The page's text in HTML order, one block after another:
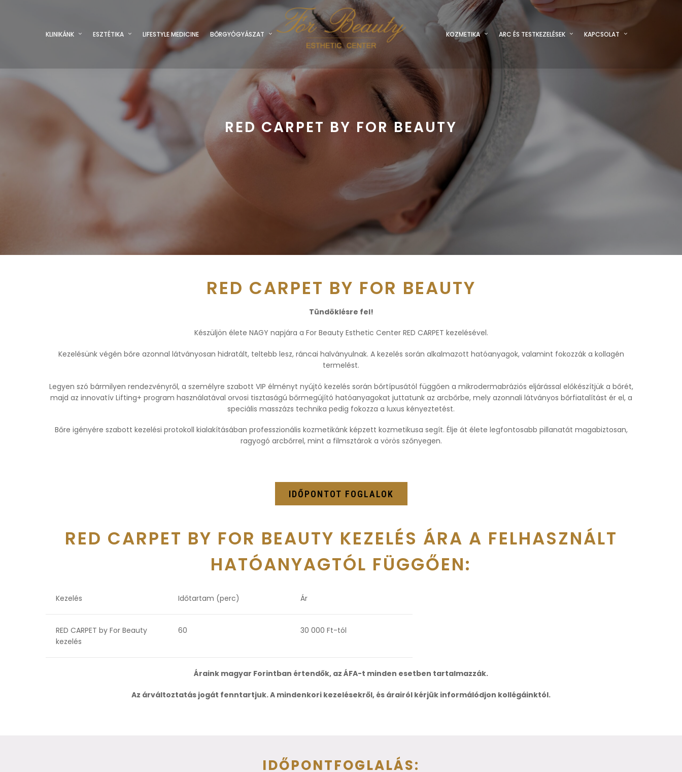
KLINIKÁNK ESZTÉTIKA LIFESTYLE MEDICINE BŐRGYÓGYÁSZAT KOZMETIKA ARC ÉS TESTKEZELÉSEK KAPCSOLAT
RED CARPET BY FOR BEAUTY
RED CARPET BY FOR BEAUTY
Tündöklésre fel!
Készüljön élete NAGY napjára a For Beauty Esthetic Center RED CARPET kezelésével.
Kezelésünk végén bőre azonnal látványosan hidratált, teltebb lesz, ráncai halványulnak. A kezelés során alkalmazott hatóanyagok, valamint fokozzák a kollagén
termelést.
Legyen szó bármilyen rendezvényről, a személyre szabott VIP élményt nyújtó kezelés során bőrtípusától függően a mikrodermabráziós eljárással előkészítjük a bőrét,
majd az innovatív Lifting+ program használatával orvosi tisztaságú bőrmegújító hatóanyagokat juttatunk az arcbőrbe, mely azonnali látványos bőrfiatalítást ér el, a
speciális masszázs technika pedig fokozza a luxus kényeztetést.
Bőre igényére szabott kezelési protokoll kialakításában professzionális kozmetikánk képzett kozmetikusa segít. Élje át élete legfontosabb pillanatát magabiztosan,
ragyogó arcbőrrel, mint a filmsztárok a vörös szőnyegen.
IDŐPONTOT FOGLALOK
RED CARPET BY FOR BEAUTY KEZELÉS ÁRA A FELHASZNÁLT
HATÓANYAGTÓL FÜGGŐEN:
Kezelés Időtartam (perc) Ár
RED CARPET by For Beauty
kezelés
60 30 000 Ft-tól
Áraink magyar Forintban értendők, az ÁFA-t minden esetben tartalmazzák.
Az árváltoztatás jogát fenntartjuk. A mindenkori kezelésekről, és árairól kérjük informálódjon kollégáinktól.
IDŐPONTFOGLALÁS: